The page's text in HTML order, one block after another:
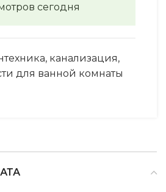
сегодня
канализация,
для ванной комнаты